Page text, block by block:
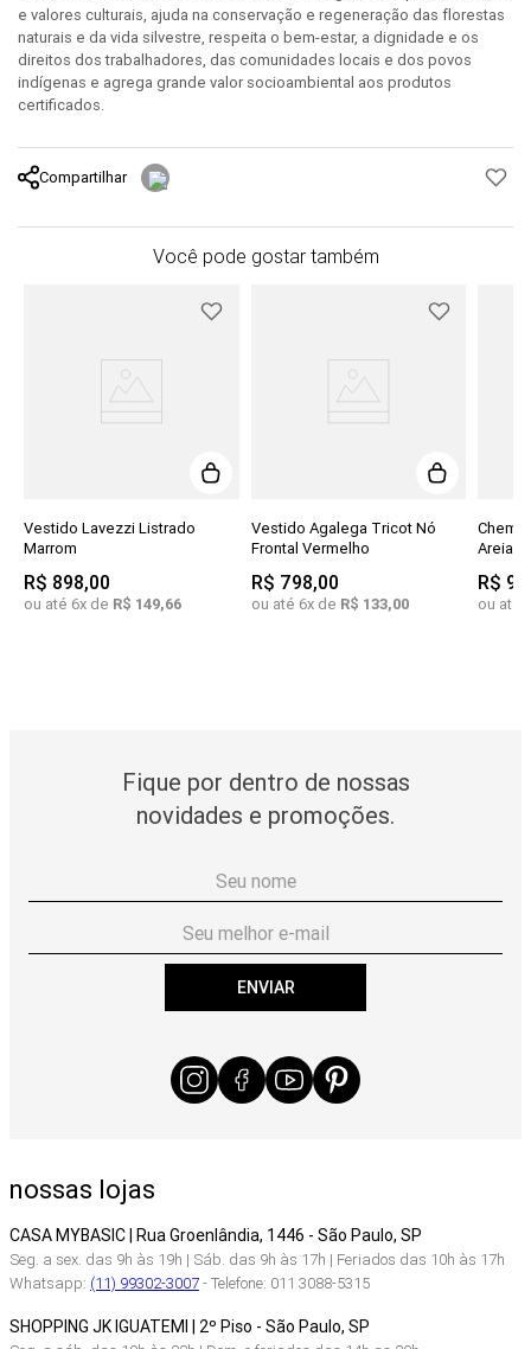
e valores culturais, ajuda na conservação e regeneração das florestas
naturais e da vida silvestre, respeita o bem-estar, a dignidade e os
direitos dos trabalhadores, das comunidades locais e dos povos
indígenas e agrega grande valor socioambiental aos produtos
certificados.
Compartilhar
Você pode gostar também
Vestido Lavezzi Listrado
Marrom
R$ 898,00
ou até 6x de R$ 149,66
Vestido Agalega Tricot Nó
Frontal Vermelho
R$ 798,00
ou até 6x de R$ 133,00
Areia
R$
ou até
Fique por dentro de nossas
novidades e promoções.
ENVIAR
nossas lojas
CASA MYBASIC | Rua Groenlândia, 1446 - São Paulo, SP
Seg. a sex. das 9h às 19h | Sáb. das 9h às 17h | Feriados das 10h às 17h
Whatsapp: (11) 99302-3007- Telefone: 011 3088-5315
SHOPPING JK IGUATEMI | 2º Piso - São Paulo, SP